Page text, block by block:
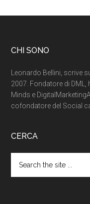
CHI SONO
Leonardo Bellini, scrive
2007. Fondatore di
Minds e
cofondatore del Social
CERCA